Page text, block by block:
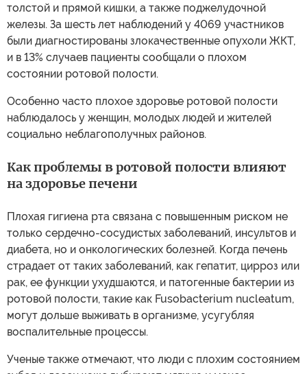
толстой и прямой кишки, а также поджелудочной
железы. За шесть лет наблюдений у 4069 участников
были диагностированы злокачественные опухоли ЖКТ,
и в 13% случаев пациенты сообщали о плохом
состоянии ротовой полости.
Особенно часто плохое здоровье ротовой полости
наблюдалось у женщин, молодых людей и жителей
социально неблагополучных районов.
Как проблемы в ротовой полости влияют
на здоровье печени
Плохая гигиена рта связана с повышенным риском не
только сердечно-сосудистых заболеваний, инсультов и
диабета, но и онкологических болезней. Когда печень
страдает от таких заболеваний, как гепатит, цирроз или
рак, ее функции ухудшаются, и патогенные бактерии из
ротовой полости, такие как Fusobacterium nucleatum,
могут дольше выживать в организме, усугубляя
воспалительные процессы.
Ученые также отмечают, что люди с плохим состоянием